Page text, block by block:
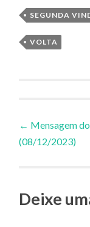
SEGUNDA
VOLTA
de
Posts
← Mensagem
(08/12/2023)
Deixe